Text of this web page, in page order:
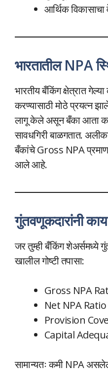
आर्थिक विकासाचा
भारतातील NPA
भारतीय बँकिंग क्षेत्रात
करण्यासाठी मोठे प्रयत्न
लागू केले असून बँका आता
सावधगिरी बाळगतात.
बँकांचे Gross NPA प्रमाण
आले आहे.
गुंतवणूकदारांनी काय
जर तुम्ही बँकिंग
खालील गोष्टी तपासा:
Gross NPA
Net NPA Ratio
Provision
Capital
सामान्यतः कमी NPA